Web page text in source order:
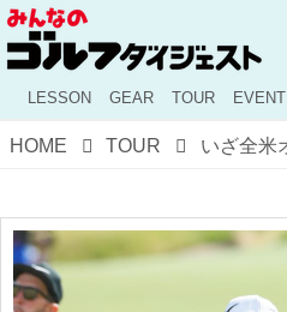
LESSON GEAR TOUR EVENT
HOME TOUR